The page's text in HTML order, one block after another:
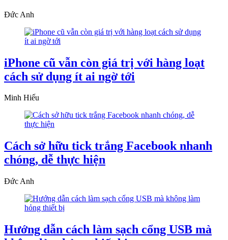
Đức Anh
iPhone cũ vẫn còn giá trị với hàng loạt
cách sử dụng ít ai ngờ tới
Minh Hiếu
Cách sở hữu tick trắng Facebook nhanh
chóng, dễ thực hiện
Đức Anh
Hướng dẫn cách làm sạch cổng USB mà